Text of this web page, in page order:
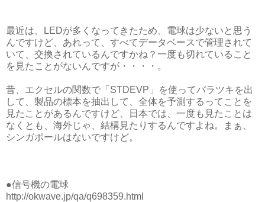
最近は、LEDが多くなってきたため、電球は少ないと思う
んですけど、あれって、すべてデータベースで管理されて
いて、交換されているんですかね？一度も切れていること
を見たことがないんですが・・・・。
昔、エクセルの関数で「STDEVP」を使ってバラツキを出
して、製品の標本を抽出して、全体を予測するってことを
見たことがあるんですけど、日本では、一度も見たことは
なくとも、海外じゃ、結構見たりするんですよね。まぁ、
シンガポールはないですけど。
●信号機の電球
http://okwave.jp/qa/q698359.html